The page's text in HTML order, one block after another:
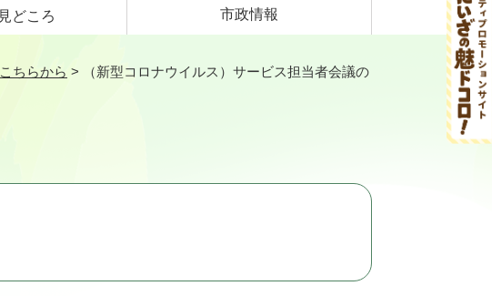
見どころ 市政情報
ちらから >
（新型コロナウイルス）サービス担当者会議の